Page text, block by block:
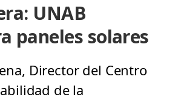
UNAB
paneles solares
Director del Centro
de la